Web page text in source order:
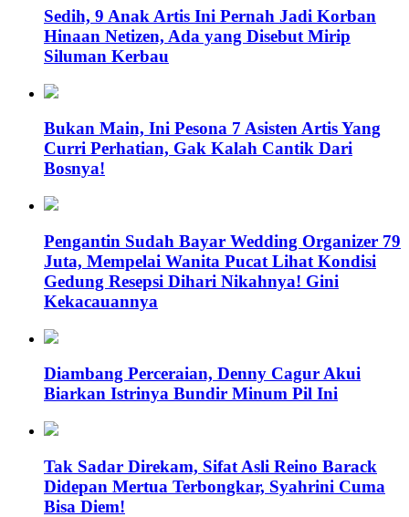
Sedih, 9 Anak Artis Ini Pernah Jadi Korban
Hinaan Netizen, Ada yang Disebut Mirip
Siluman Kerbau
Bukan Main, Ini Pesona 7 Asisten Artis Yang
Curri Perhatian, Gak Kalah Cantik Dari
Bosnya!
Pengantin Sudah Bayar Wedding Organizer 79
Juta, Mempelai Wanita Pucat Lihat Kondisi
Gedung Resepsi Dihari Nikahnya! Gini
Kekacauannya
Diambang Perceraian, Denny Cagur Akui
Biarkan Istrinya Bundir Minum Pil Ini
Tak Sadar Direkam, Sifat Asli Reino Barack
Didepan Mertua Terbongkar, Syahrini Cuma
Bisa Diem!